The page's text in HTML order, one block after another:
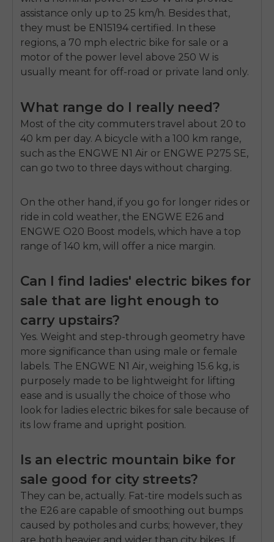
assistance only up to 25 km/h. Besides that,
they must be EN15194 certified. In these
regions, a 70 mph electric bike for sale or a
motor of the power level above 250 W is
usually meant for off-road or private land only.
What range do I really need?
Most of the city commuters travel about 20 to
40 km per day. A bicycle with a 100 km range,
such as the ENGWE N1 Air or ENGWE P275 SE,
can go two to three days without charging.
On the other hand, if you go for longer rides or
ride in cold weather, the ENGWE E26 and
ENGWE O20 Boost models, which have a top
range of 140 km, will offer a nice margin.
Can I find ladies' electric bikes for
sale that are light enough to
carry upstairs?
Yes. Weight and step-through geometry have
more significance than using male or female
labels. The ENGWE N1 Air, weighing 15.6 kg, is
purposely made to be lightweight for lifting
ease and is usually the choice of those who
look for ladies electric bikes for sale because of
its low frame and upright position.
Is an electric mountain bike for
sale good for city streets?
They can be, actually. Fat-tire models such as
the E26 are capable of smoothing out bumps
caused by potholes and curbs; however, they